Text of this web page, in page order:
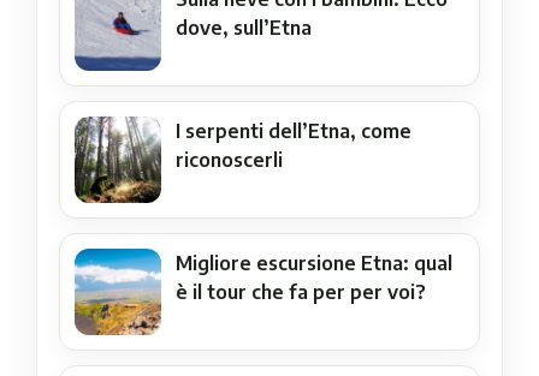
dove, sull’Etna
I serpenti dell’Etna, come
riconoscerli
Migliore escursione Etna: qual
è il tour che fa per per voi?